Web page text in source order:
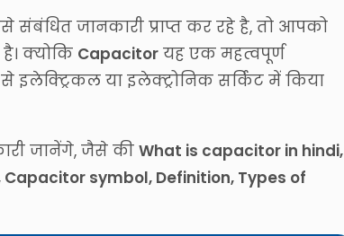
जानकारी प्राप्त कर रहे है, तो आपको
क्योकि Capacitorयह एक महत्वपूर्ण
इलेक्ट्रिकल या इलेक्ट्रोनिक सर्किट में किया
जानेंगे, जैसे की What is capacitor in hindi,
Capacitor symbol, Definition, Types of